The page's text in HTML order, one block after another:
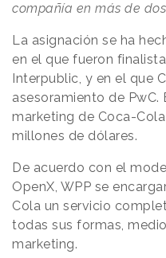
compañía en más de
La asignación se ha
en el que fueron
Interpublic, y en el que
asesoramiento de
marketing de Coca-
millones de dólares.
De acuerdo con el
OpenX, WPP se
Cola un servicio
todas sus formas,
marketing.